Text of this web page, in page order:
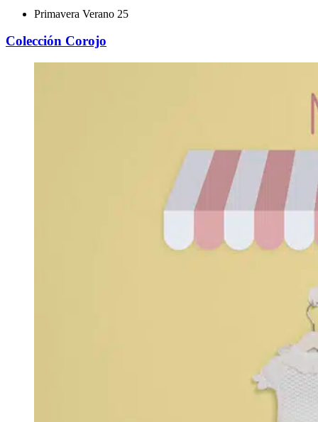
Primavera Verano 25
Colección Corojo